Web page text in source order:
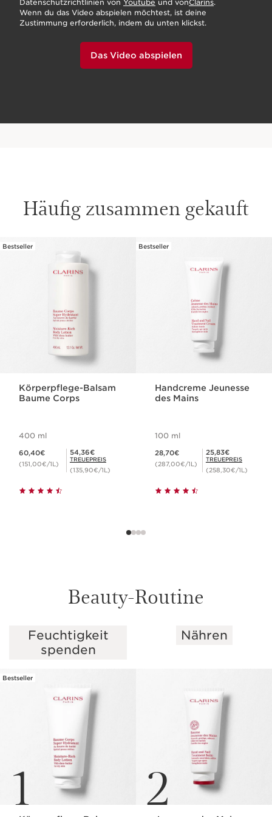
Datenschutzrichtlinien von Youtube und vonClarins.
Wenn du das Video abspielen möchtest, ist deine
Zustimmung erforderlich, indem du unten klickst.
Das Video abspielen
Häufig zusammen gekauft
WEITER ZUM INHALT
Bestseller
Körperpflege-Balsam
Baume Corps
400 ml
60,40€
(151,00€/1L)
Mitgliederpreis 54,36€
54,36€
TREUEPREIS
(135,90€/1L)
Bestseller
Handcreme Jeunesse
des Mains
100 ml
28,70€
(287,00€/1L)
Mitgliederpreis 25,83€
25,83€
TREUEPREIS
(258,30€/1L)
Beauty-Routine
WEITER ZUM INHALT
Feuchtigkeit
spenden
1
Bestseller
Nähren
2